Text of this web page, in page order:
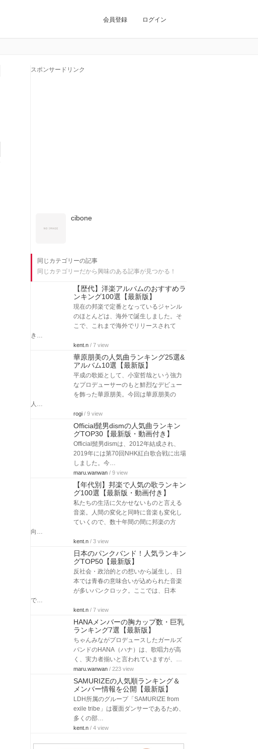
会員登録 ログイン
スポンサードリンク
cibone
同じカテゴリーの記事
同じカテゴリーだから興味のある記事が見つかる！
【歴代】洋楽アルバムのおすすめラ
ンキング100選【最新版】
現在の邦楽で定番となっているジャンル
のほとんどは、海外で誕生しました。そ
こで、これまで海外でリリースされて
き…
kent.n / 7 view
華原朋美の人気曲ランキング25選&
アルバム10選【最新版】
平成の歌姫として、小室哲哉という強力
なプロデューサーのもと鮮烈なデビュー
を飾った華原朋美。今回は華原朋美の
人…
rogi / 9 view
Official髭男dismの人気曲ランキン
グTOP30【最新版・動画付き】
Official髭男dismは、2012年結成され、
2019年には第70回NHK紅白歌合戦に出場
しました。今…
maru.wanwan / 9 view
【年代別】邦楽で人気の歌ランキン
グ100選【最新版・動画付き】
私たちの生活に欠かせないものと言える
音楽。人間の変化と同時に音楽も変化し
ていくので、数十年間の間に邦楽の方
向…
kent.n / 3 view
日本のパンクバンド！人気ランキン
グTOP50【最新版】
反社会・政治的との想いから誕生し、日
本では青春の意味合いが込められた音楽
が多いパンクロック。ここでは、日本
で…
kent.n / 7 view
HANAメンバーの胸カップ数・巨乳
ランキング7選【最新版】
ちゃんみながプロデュースしたガールズ
バンドのHANA（ハナ）は、歌唱力が高
く、実力者揃いと言われていますが、…
maru.wanwan / 223 view
SAMURIZEの人気順ランキング＆
メンバー情報を公開【最新版】
LDH所属のグループ「SAMURIZE from
exile tribe」は覆面ダンサーであるため、
多くの部…
kent.n / 4 view